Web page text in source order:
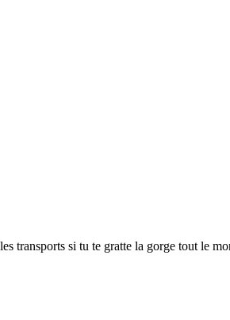
transports si tu te gratte la gorge tout le